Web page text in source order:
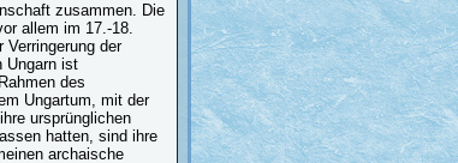
zusammen. Die
allem im 17.-18.
Verringerung der
Ungarn ist
des
Ungartum, mit der
ursprünglichen
hatten, sind ihre
archaische